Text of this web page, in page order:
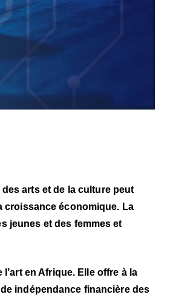
arts et de la culture peut
croissance économique. La
jeunes et des femmes et
en Afrique. Elle offre à la
indépendance financière des